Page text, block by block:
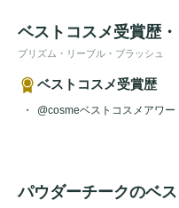
ベストコスメ受賞歴
プリズム・リーブル・ブラッシュ
ベストコスメ受賞歴
@cosmeベストコスメアワ
パウダーチークのベ